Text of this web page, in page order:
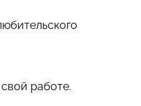
работе.